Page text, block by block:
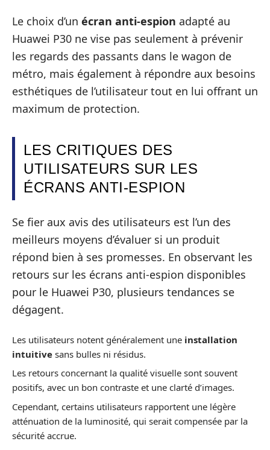
Le choix d’un écran anti-espion adapté au
Huawei P30 ne vise pas seulement à prévenir
les regards des passants dans le wagon de
métro, mais également à répondre aux besoins
esthétiques de l’utilisateur tout en lui offrant un
maximum de protection.
LES CRITIQUES DES
UTILISATEURS SUR LES
ÉCRANS ANTI-ESPION
Se fier aux avis des utilisateurs est l’un des
meilleurs moyens d’évaluer si un produit
répond bien à ses promesses. En observant les
retours sur les écrans anti-espion disponibles
pour le Huawei P30, plusieurs tendances se
dégagent.
Les utilisateurs notent généralement une installation
intuitive sans bulles ni résidus.
Les retours concernant la qualité visuelle sont souvent
positifs, avec un bon contraste et une clarté d’images.
Cependant, certains utilisateurs rapportent une légère
atténuation de la luminosité, qui serait compensée par la
sécurité accrue.